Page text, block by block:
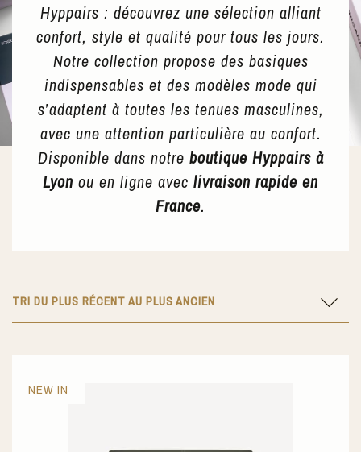
Hyppairs : découvrez une sélection alliant
confort, style et qualité pour tous les jours.
Notre collection propose des basiques
indispensables et des modèles mode qui
s’adaptent à toutes les tenues masculines,
avec une attention particulière au confort.
Disponible dans notre boutique Hyppairs à
Lyon ou en ligne avec livraison rapide en
France.
TRI DU PLUS RÉCENT AU PLUS ANCIEN
NEW IN